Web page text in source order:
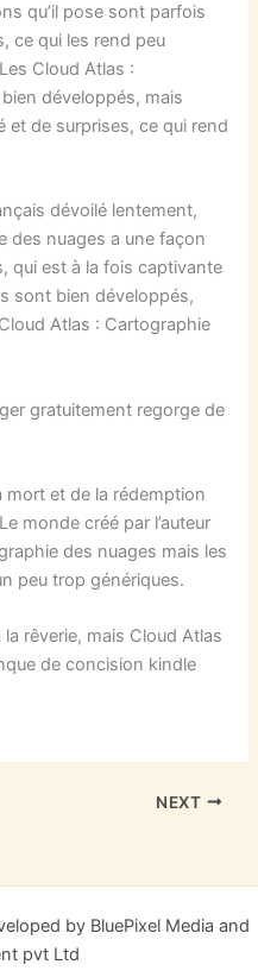
qu’il pose sont parfois
ce qui les rend peu
Cloud Atlas :
développés, mais
et de surprises, ce qui rend
dévoilé lentement,
des nuages a une façon
qui est à la fois captivante
sont bien développés,
Atlas : Cartographie
gratuitement regorge de
mort et de la rédemption
monde créé par l’auteur
des nuages mais les
peu trop génériques.
rêverie, mais Cloud Atlas
de concision kindle
NEXT
by BluePixel Media and
pvt Ltd